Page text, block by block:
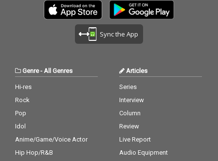
Sync the App
Genre- All Genres
Hi-res
Rock
Pop
Idol
Anime/Game/Voice Actor
Hip Hop/R&B
Articles
Series
Interview
Column
Review
Live Report
Audio Equipment